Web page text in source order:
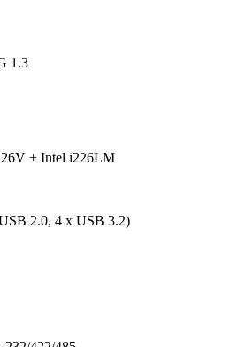
1.3
+ Intel i226LM
2.0, 4 x USB 3.2)